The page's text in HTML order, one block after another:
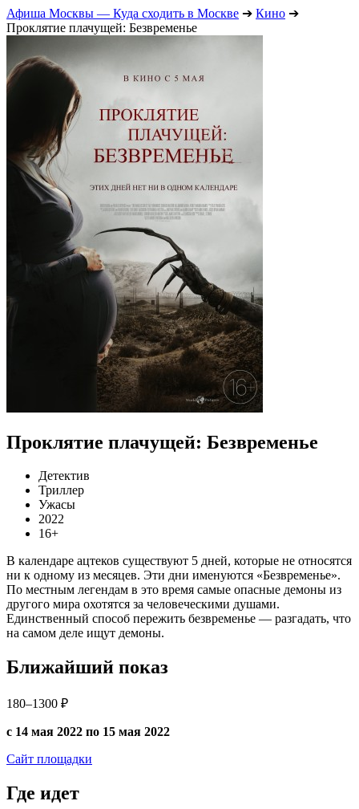
Афиша Москвы — Куда сходить в Москве ➔ Кино ➔
Проклятие плачущей: Безвременье
Проклятие плачущей: Безвременье
Детектив
Триллер
Ужасы
2022
16+
В календаре ацтеков существуют 5 дней, которые не относятся
ни к одному из месяцев. Эти дни именуются «Безвременье».
По местным легендам в это время самые опасные демоны из
другого мира охотятся за человеческими душами.
Единственный способ пережить безвременье — разгадать, что
на самом деле ищут демоны.
Ближайший показ
180–1300 ₽
с 14 мая 2022 по 15 мая 2022
Сайт площадки
Где идет